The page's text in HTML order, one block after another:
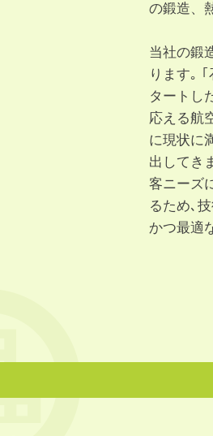
の鍛造、
当社の鍛
ります｡
タートし
応える航
に現状に
出してき
客ニーズ
るため､
かつ最適